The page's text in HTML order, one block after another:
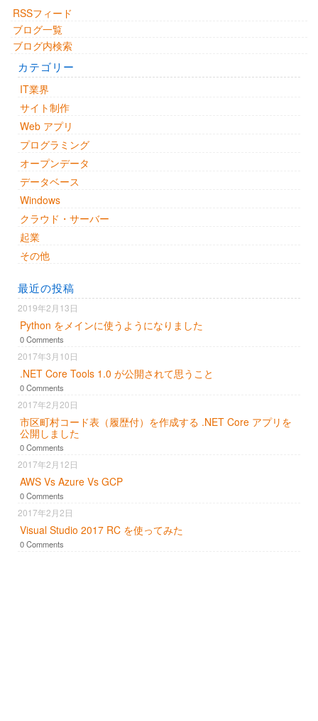
RSSフィード
ブログ一覧
ブログ内検索
カテゴリー
IT業界
サイト制作
Web アプリ
プログラミング
オープンデータ
データベース
Windows
クラウド・サーバー
起業
その他
最近の投稿
2019年2月13日
Python をメインに使うようになりました
0 Comments
2017年3月10日
.NET Core Tools 1.0 が公開されて思うこと
0 Comments
2017年2月20日
市区町村コード表（履歴付）を作成する .NET Core アプリを
公開しました
0 Comments
2017年2月12日
AWS Vs Azure Vs GCP
0 Comments
2017年2月2日
Visual Studio 2017 RC を使ってみた
0 Comments